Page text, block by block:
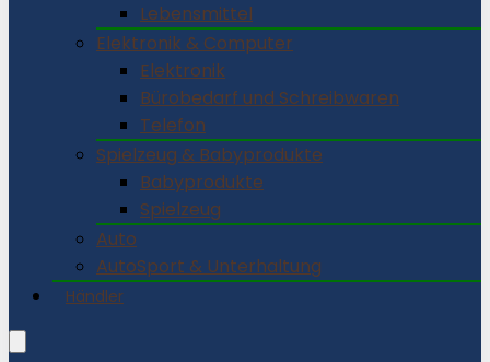
Lebensmittel
Elektronik & Computer
Elektronik
Bürobedarf und Schreibwaren
Telefon
Spielzeug & Babyprodukte
Babyprodukte
Spielzeug
Auto
AutoSport & Unterhaltung
Händler